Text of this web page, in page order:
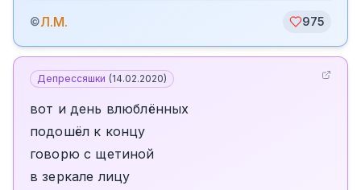
©Л.М. 975
Депрессяшки (14.02.2020)
вот и день влюблённых
подошёл к концу
говорю с щетиной
в зеркале лицу